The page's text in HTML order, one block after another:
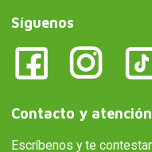
Síguenos
Contacto y
Escríbenos y te